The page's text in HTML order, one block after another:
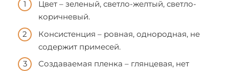
Цвет – зеленый, светло-желтый, светло-
коричневый.
Консистенция – ровная, однородная, не
содержит примесей.
Создаваемая пленка – глянцевая, нет